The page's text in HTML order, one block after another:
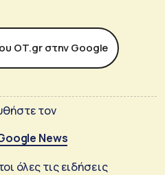
ΟΤ.gr στην Google
τον
News
όλες τις ειδήσεις